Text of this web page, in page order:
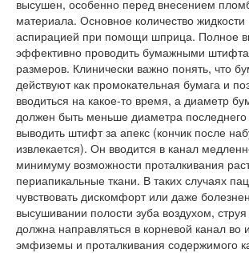
высушен, особенно перед внесением
материала. Основное количество
аспирацией при помощи шприца. Полное
эффективно проводить бумажными
размеров. Клинически важно понять, что
действуют как промокательная бумага и
вводиться на какое-то время, а диаметр
должен быть меньше диаметра
выводить штифт за апекс (кончик после
извлекается). Он вводится в канал
минимуму возможности проталкивания
периапикальные ткани. В таких случаях
чувствовать дискомфорт или даже
высушивании полости зуба воздухом, струя
должна направляться в корневой канал во
эмфиземы и проталкивания содержимого